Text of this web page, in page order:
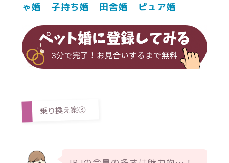
ゃ婚
子持ち婚 田舎婚 ピュア婚
乗り換え案③